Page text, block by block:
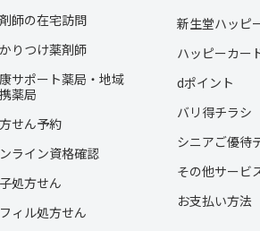
師の在宅訪問
りつけ薬剤師
サポート薬局・地域
薬局
せん予約
ライン資格確認
処方せん
ィル処方せん
新生堂ハッピ
ハッピーカー
dポイント
バリ得チラシ
シニアご優待
その他サービ
お支払い方法